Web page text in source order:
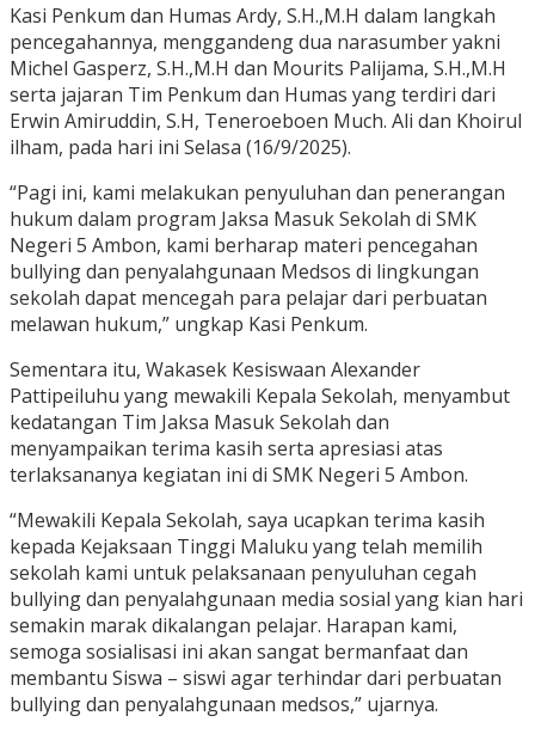
Kasi Penkum dan Humas Ardy, S.H.,M.H dalam langkah
pencegahannya, menggandeng dua narasumber yakni
Michel Gasperz, S.H.,M.H dan Mourits Palijama, S.H.,M.H
serta jajaran Tim Penkum dan Humas yang terdiri dari
Erwin Amiruddin, S.H, Teneroeboen Much. Ali dan Khoirul
ilham, pada hari ini Selasa (16/9/2025).
“Pagi ini, kami melakukan penyuluhan dan penerangan
hukum dalam program Jaksa Masuk Sekolah di SMK
Negeri 5 Ambon, kami berharap materi pencegahan
bullying dan penyalahgunaan Medsos di lingkungan
sekolah dapat mencegah para pelajar dari perbuatan
melawan hukum,” ungkap Kasi Penkum.
Sementara itu, Wakasek Kesiswaan Alexander
Pattipeiluhu yang mewakili Kepala Sekolah, menyambut
kedatangan Tim Jaksa Masuk Sekolah dan
menyampaikan terima kasih serta apresiasi atas
terlaksananya kegiatan ini di SMK Negeri 5 Ambon.
“Mewakili Kepala Sekolah, saya ucapkan terima kasih
kepada Kejaksaan Tinggi Maluku yang telah memilih
sekolah kami untuk pelaksanaan penyuluhan cegah
bullying dan penyalahgunaan media sosial yang kian hari
semakin marak dikalangan pelajar. Harapan kami,
semoga sosialisasi ini akan sangat bermanfaat dan
membantu Siswa – siswi agar terhindar dari perbuatan
bullying dan penyalahgunaan medsos,” ujarnya.